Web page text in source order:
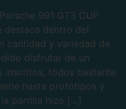
991 GT3 CUP
destaca dentro del
cantidad y variedad de
disfrutar de un
inscritos, todos bastante
hasta prototipos y
parrilla hizo […]